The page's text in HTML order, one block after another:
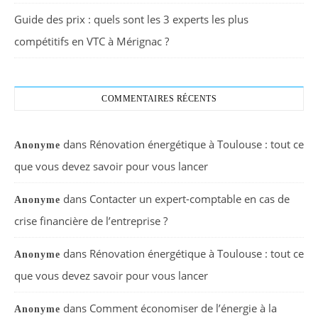
Guide des prix : quels sont les 3 experts les plus
compétitifs en VTC à Mérignac ?
COMMENTAIRES RÉCENTS
Anonyme dans Rénovation énergétique à Toulouse : tout ce
que vous devez savoir pour vous lancer
Anonyme dans Contacter un expert-comptable en cas de
crise financière de l’entreprise ?
Anonyme dans Rénovation énergétique à Toulouse : tout ce
que vous devez savoir pour vous lancer
Anonyme dans Comment économiser de l’énergie à la